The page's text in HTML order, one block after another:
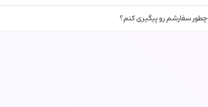
چطور سفارشم رو پیگیری کنم؟